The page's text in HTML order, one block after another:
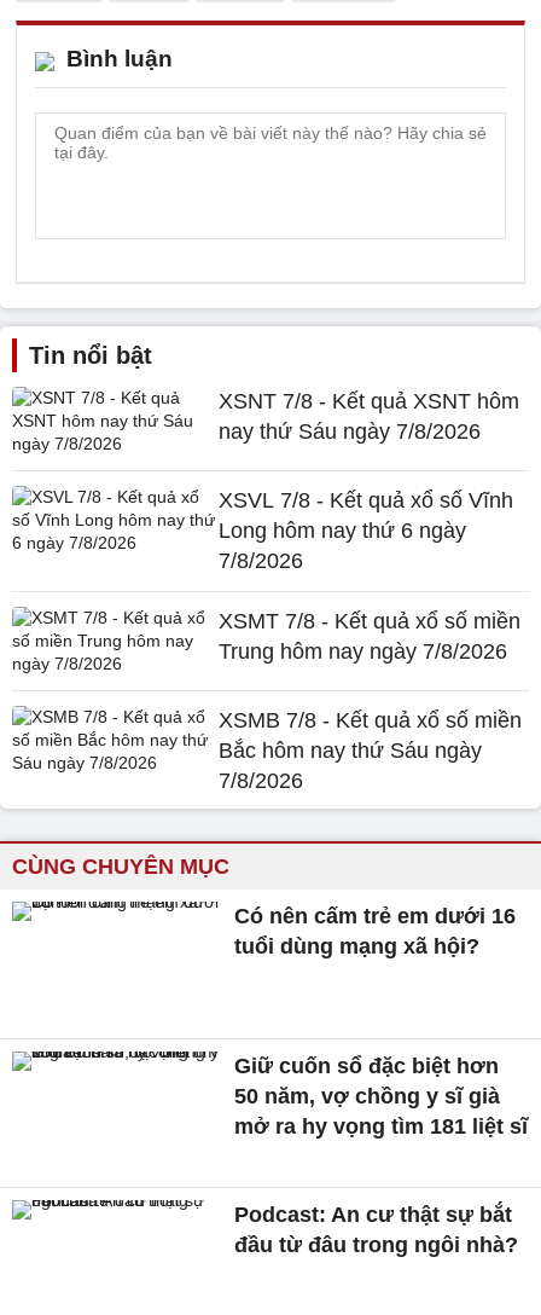
Bình luận
Tin nổi bật
XSNT 7/8 - Kết quả XSNT hôm
nay thứ Sáu ngày 7/8/2026
XSVL 7/8 - Kết quả xổ số Vĩnh
Long hôm nay thứ 6 ngày
7/8/2026
XSMT 7/8 - Kết quả xổ số miền
Trung hôm nay ngày 7/8/2026
XSMB 7/8 - Kết quả xổ số miền
Bắc hôm nay thứ Sáu ngày
7/8/2026
CÙNG CHUYÊN MỤC
Có nên cấm trẻ em dưới 16
tuổi dùng mạng xã hội?
Giữ cuốn sổ đặc biệt hơn
50 năm, vợ chồng y sĩ già
mở ra hy vọng tìm 181 liệt sĩ
Podcast: An cư thật sự bắt
đầu từ đâu trong ngôi nhà?